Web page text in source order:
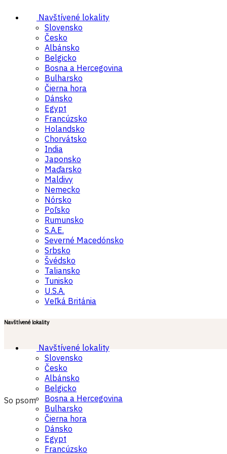
Navštívené lokality
Slovensko
Česko
Albánsko
Belgicko
Bosna a Hercegovina
Bulharsko
Čierna hora
Dánsko
Egypt
Francúzsko
Holandsko
Chorvátsko
India
Japonsko
Maďarsko
Maldivy
Nemecko
Nórsko
Poľsko
Rumunsko
S.A.E.
Severné Macedónsko
Srbsko
Švédsko
Taliansko
Tunisko
U.S.A.
Veľká Británia
Navštívené lokality
Navštívené lokality
Slovensko
Česko
Albánsko
Belgicko
Bosna a Hercegovina
Bulharsko
Čierna hora
Dánsko
Egypt
Francúzsko
So psom